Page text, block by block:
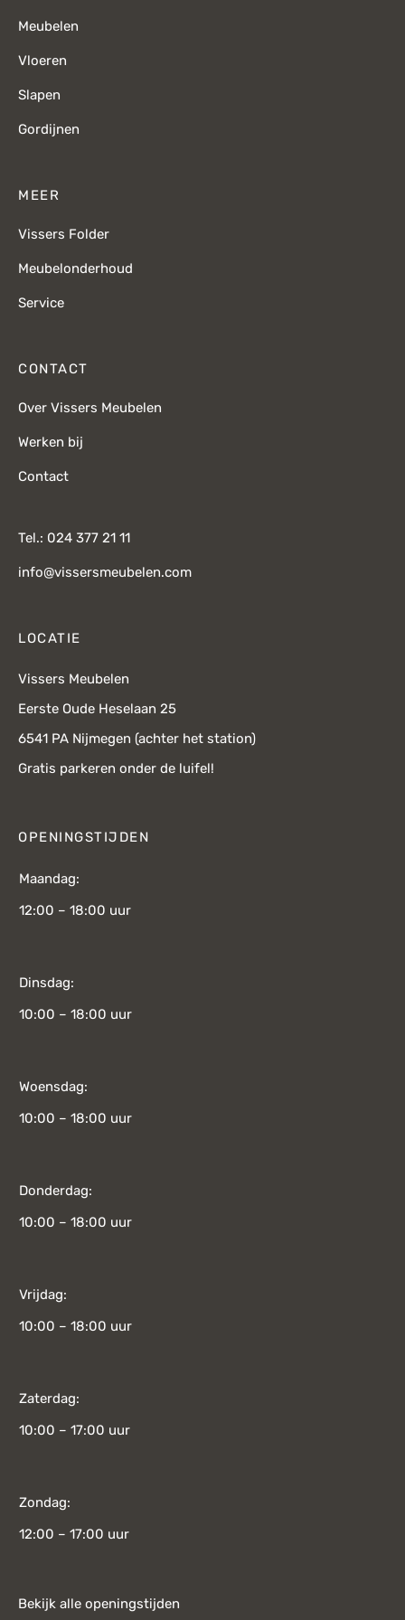
Meubelen
Vloeren
Slapen
Gordijnen
MEER
Vissers Folder
Meubelonderhoud
Service
CONTACT
Over Vissers Meubelen
Werken bij
Contact
Tel.: 024 377 21 11
info@vissersmeubelen.com
LOCATIE
Vissers Meubelen
Eerste Oude Heselaan 25
6541 PA Nijmegen (achter het station)
Gratis parkeren onder de luifel!
OPENINGSTIJDEN
Maandag:
12:00 – 18:00 uur
Dinsdag:
10:00 – 18:00 uur
Woensdag:
10:00 – 18:00 uur
Donderdag:
10:00 – 18:00 uur
Vrijdag:
10:00 – 18:00 uur
Zaterdag:
10:00 – 17:00 uur
Zondag:
12:00 – 17:00 uur
Bekijk alle openingstijden